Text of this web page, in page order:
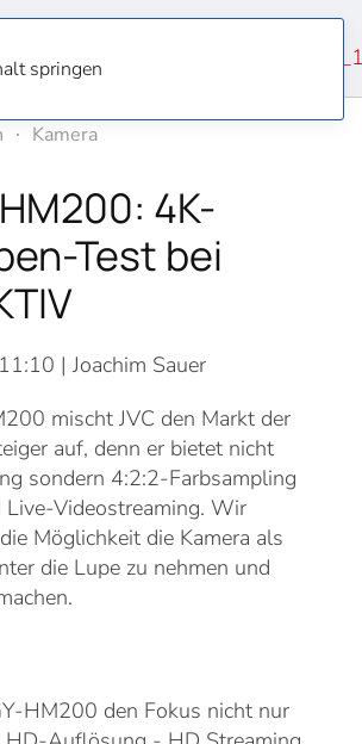
springen
Kamera
4K-
Test bei
| Joachim Sauer
mischt JVC den Markt der
auf, denn er bietet nicht
sondern 4:2:2-Farbsampling
Videostreaming. Wir
Möglichkeit die Kamera als
die Lupe zu nehmen und
HM200 den Fokus nicht nur